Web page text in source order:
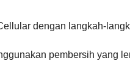
dengan langkah-
pembersih yang